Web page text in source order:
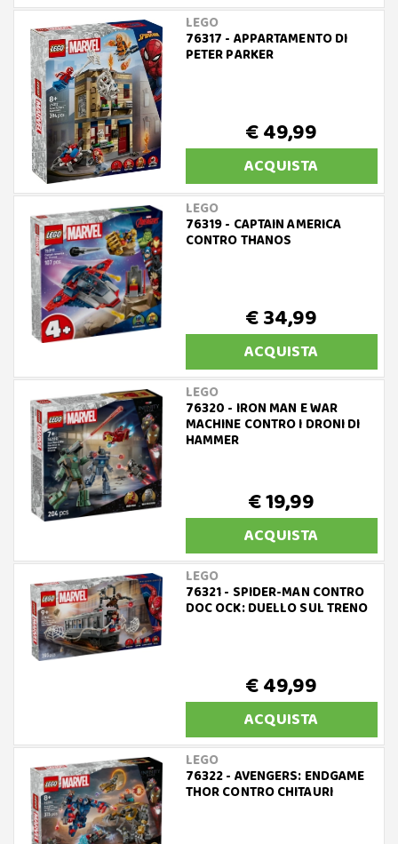
LEGO
76317 - APPARTAMENTO DI
PETER PARKER
€ 49,99
ACQUISTA
LEGO
76319 - CAPTAIN AMERICA
CONTRO THANOS
€ 34,99
ACQUISTA
LEGO
76320 - IRON MAN E WAR
MACHINE CONTRO I DRONI DI
HAMMER
€ 19,99
ACQUISTA
LEGO
76321 - SPIDER-MAN CONTRO
DOC OCK: DUELLO SUL TRENO
€ 49,99
ACQUISTA
LEGO
76322 - AVENGERS: ENDGAME
THOR CONTRO CHITAURI